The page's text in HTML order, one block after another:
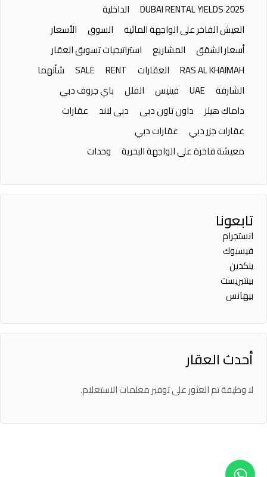
DUBAI RENTAL YIELDS 2025
الداخلية
العيش الفاخر على الواجهة المائية
السوق
الأسعار
أسعار الشقق
المشاريع
استراتيجيات تسويق العقار
RAS AL KHAIMAH
العقارات RENT
SALE
شأنهما
الشارقة
UAE فينيس الفلل
باي جروف دبي
داماك هيلز
داون تاون دبى دبى لاند
عقارات
عقارات جزر دبي
عقارات دبي
معيشة فاخرة على الواجهة البحرية
وحدات
تابعونا
انستجرام
فيسبوك
ينكدين
بينتيريست
بيهانس
أحدث العقار
لا وظيفة تم العثور على توفير معلمات الاستعلام.